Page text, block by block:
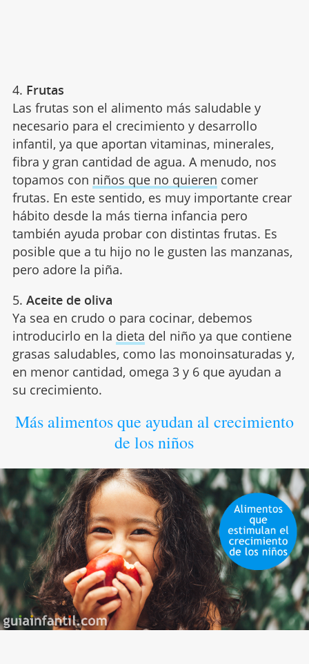
4. Frutas
Las frutas son el alimento más saludable y
necesario para el crecimiento y desarrollo
infantil, ya que aportan vitaminas, minerales,
fibra y gran cantidad de agua. A menudo, nos
topamos con niños que no quieren comer
frutas. En este sentido, es muy importante crear
hábito desde la más tierna infancia pero
también ayuda probar con distintas frutas. Es
posible que a tu hijo no le gusten las manzanas,
pero adore la piña.
5. Aceite de oliva
Ya sea en crudo o para cocinar, debemos
introducirlo en la dieta del niño ya que contiene
grasas saludables, como las monoinsaturadas y,
en menor cantidad, omega 3 y 6 que ayudan a
su crecimiento.
Más alimentos que ayudan al crecimiento
de los niños